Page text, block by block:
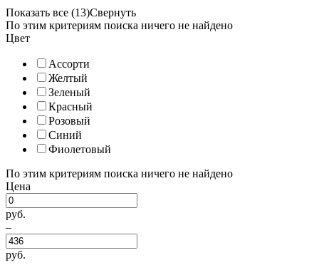
Показать все (13)Свернуть
По этим критериям поиска ничего не найдено
Цвет
Ассорти
Желтый
Зеленый
Красный
Розовый
Синий
Фиолетовый
По этим критериям поиска ничего не найдено
Цена
руб.
–
руб.